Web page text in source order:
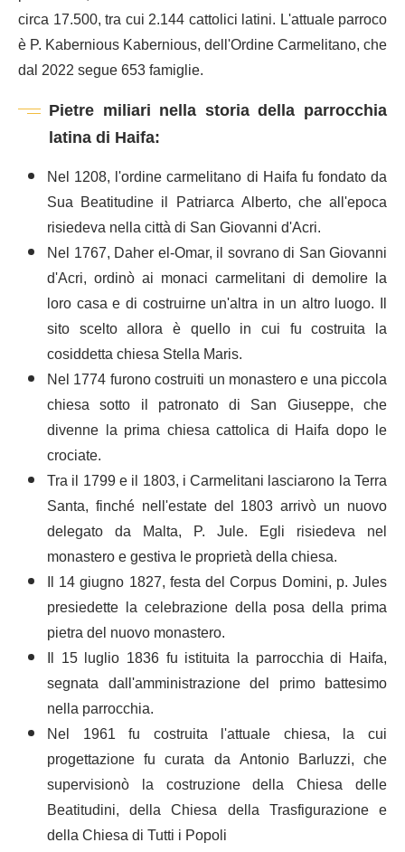
circa 17.500, tra cui 2.144 cattolici latini. L'attuale parroco
è P. Kabernious Kabernious, dell'Ordine Carmelitano, che
dal 2022 segue 653 famiglie.
Pietre miliari nella storia della parrocchia
latina di Haifa:
Nel 1208, l'ordine carmelitano di Haifa fu fondato da
Sua Beatitudine il Patriarca Alberto, che all'epoca
risiedeva nella città di San Giovanni d'Acri.
Nel 1767, Daher el-Omar, il sovrano di San Giovanni
d'Acri, ordinò ai monaci carmelitani di demolire la
loro casa e di costruirne un'altra in un altro luogo. Il
sito scelto allora è quello in cui fu costruita la
cosiddetta chiesa Stella Maris.
Nel 1774 furono costruiti un monastero e una piccola
chiesa sotto il patronato di San Giuseppe, che
divenne la prima chiesa cattolica di Haifa dopo le
crociate.
Tra il 1799 e il 1803, i Carmelitani lasciarono la Terra
Santa, finché nell'estate del 1803 arrivò un nuovo
delegato da Malta, P. Jule. Egli risiedeva nel
monastero e gestiva le proprietà della chiesa.
Il 14 giugno 1827, festa del Corpus Domini, p. Jules
presiedette la celebrazione della posa della prima
pietra del nuovo monastero.
Il 15 luglio 1836 fu istituita la parrocchia di Haifa,
segnata dall'amministrazione del primo battesimo
nella parrocchia.
Nel 1961 fu costruita l'attuale chiesa, la cui
progettazione fu curata da Antonio Barluzzi, che
supervisionò la costruzione della Chiesa delle
Beatitudini, della Chiesa della Trasfigurazione e
della Chiesa di Tutti i Popoli